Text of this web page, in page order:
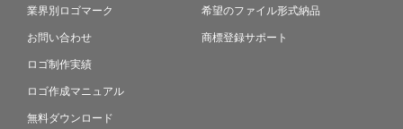
業界別ロゴマーク
お問い合わせ
ロゴ制作実績
ロゴ作成マニュアル
無料ダウンロード
希望のファイル形式納品
商標登録サポート